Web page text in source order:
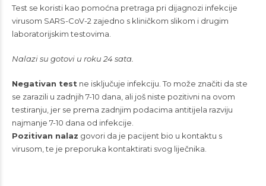
Test se koristi kao pomoćna pretraga pri dijagnozi infekcije
virusom SARS-CoV-2 zajedno s kliničkom slikom i drugim
laboratorijskim testovima.
Nalazi su gotovi u roku 24 sata.
Negativan test ne isključuje infekciju. To može značiti da ste
se zarazili u zadnjih 7-10 dana, ali još niste pozitivni na ovom
testiranju, jer se prema zadnjim podacima antitijela razviju
najmanje 7-10 dana od infekcije.
Pozitivan nalaz govori da je pacijent bio u kontaktu s
virusom, te je preporuka kontaktirati svog liječnika.